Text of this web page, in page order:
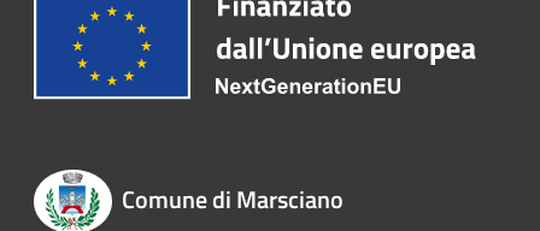
Comune di Marsciano